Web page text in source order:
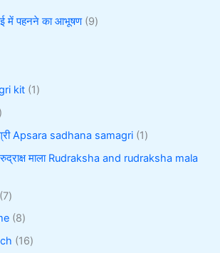
में पहनने का आभूषण 9
kit 1
Apsara sadhana samagri 1
माला Rudraksha and rudraksha mala
7
8
16